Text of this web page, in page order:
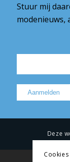
Stuur mij
modenieuws,
Deze